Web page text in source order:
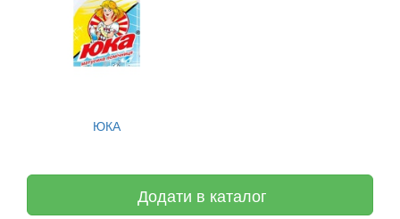
ЮКА
Додати в каталог